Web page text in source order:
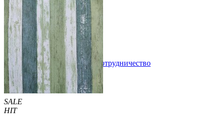
99 грн/шт 170 грн/шт
3 отзывов
Купить В закладки Сотрудничество
SALE
HIT